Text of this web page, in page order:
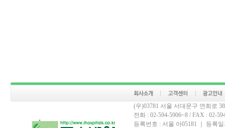
(우)03781 서울 서대문구 연희로
전화 : 02-594-5906~8 / FAX : 02-
등록번호 : 서울 아05181 ｜ 등록